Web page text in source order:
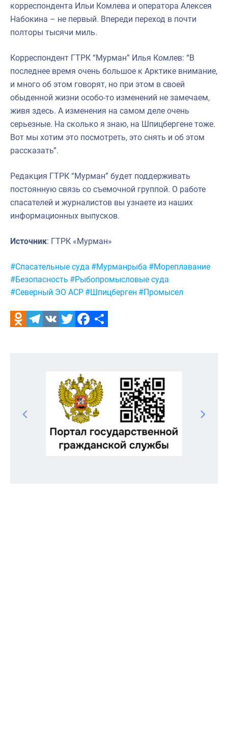
корреспондента Ильи Комлева и оператора Алексея
Набокина – не первый. Впереди переход в почти
полторы тысячи миль.
Корреспондент ГТРК “Мурман” Илья Комлев: “В
последнее время очень большое к Арктике внимание,
и много об этом говорят, но при этом в своей
обыденной жизни особо-то изменений не замечаем,
живя здесь. А изменения на самом деле очень
серьезные. На сколько я знаю, на Шпицбергене тоже.
Вот мы хотим это посмотреть, это снять и об этом
рассказать”.
Редакция ГТРК “Мурман” будет поддерживать
постоянную связь со съемочной группой. О работе
спасателей и журналистов вы узнаете из наших
информационных выпусков.
Источник: ГТРК «Мурман»
Метки:
#Спасательные суда #Мурманрыба #Мореплавание
#Безопасность #Рыбопромысловые суда
#Северный ЭО АСР #Шпицберген #Промысел